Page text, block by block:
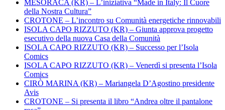
MESORACA (KR) – L’iniziativa “Made in Italy: Il Cuore
della Nostra Cultura”
CROTONE – L’incontro su Comunità energetiche rinnovabili
ISOLA CAPO RIZZUTO (KR) – Giunta approva progetto
esecutivo della nuova Casa della Comunità
ISOLA CAPO RIZZUTO (KR) – Successo per l’Isola
Comics
ISOLA CAPO RIZZUTO (KR) – Venerdì si presenta l’Isola
Comics
CIRÒ MARINA (KR) – Mariangela D’Agostino presidente
Avis
CROTONE – Si presenta il libro “Andrea oltre il pantalone